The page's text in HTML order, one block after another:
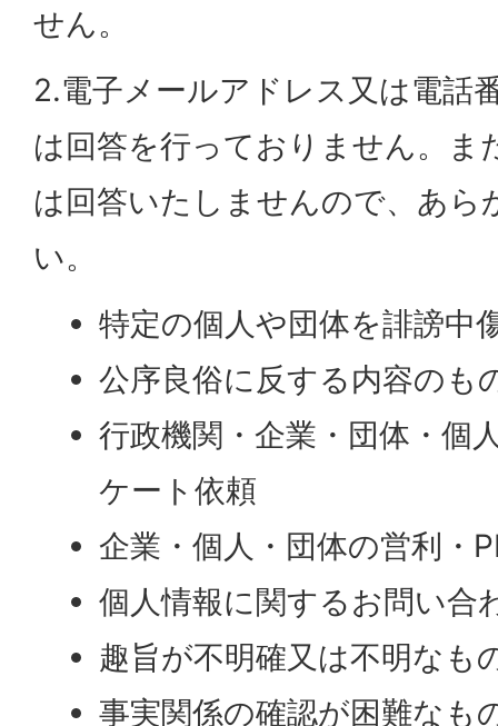
せん。
2.電子メールアドレス又は電話
は回答を行っておりません。ま
は回答いたしませんので、あら
い。
特定の個人や団体を誹謗中
公序良俗に反する内容のも
行政機関・企業・団体・個
ケート依頼
企業・個人・団体の営利・
個人情報に関するお問い合
趣旨が不明確又は不明なも
事実関係の確認が困難なも